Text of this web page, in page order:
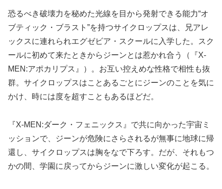
恐るべき破壊力を秘めた光線を目から発射できる能力“オ
ブティック・ブラスト”を持つサイクロップスは、兄アレ
ックスに連れられエグゼビア・スクールに入学した。スク
ールに初めて来たときからジーンとは惹かれ合う（『X-
MEN:アポカリプス』）。お互い控えめな性格で相性も抜
群。サイクロップスはことあるごとにジーンのことを気に
かけ、時には度を超すこともあるほどだ。
『X-MEN:ダーク・フェニックス』で共に向かった宇宙ミ
ッションで、ジーンが危険にさらされるが無事に地球に帰
還し、サイクロップスは胸をなで下ろす。だが、それもつ
かの間、学園に戻ってからジーンに激しい変化が起こる。